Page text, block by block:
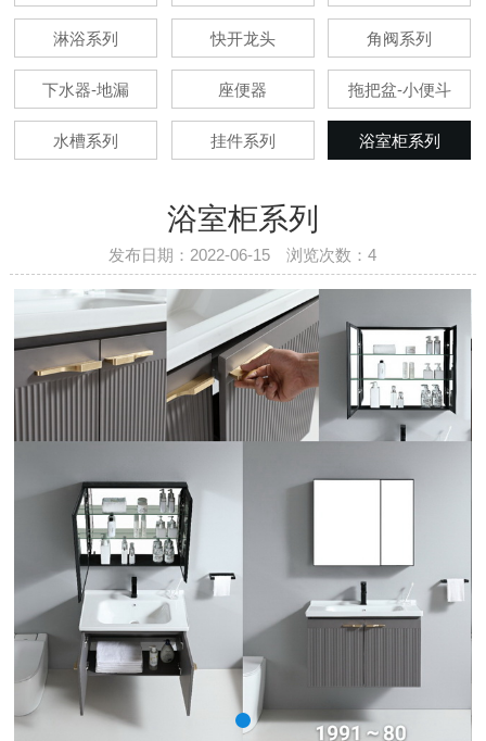
淋浴系列 快开龙头 角阀系列
下水器-地漏 座便器 拖把盆-小便斗
水槽系列 挂件系列 浴室柜系列
浴室柜系列
发布日期：2022-06-15 浏览次数：4